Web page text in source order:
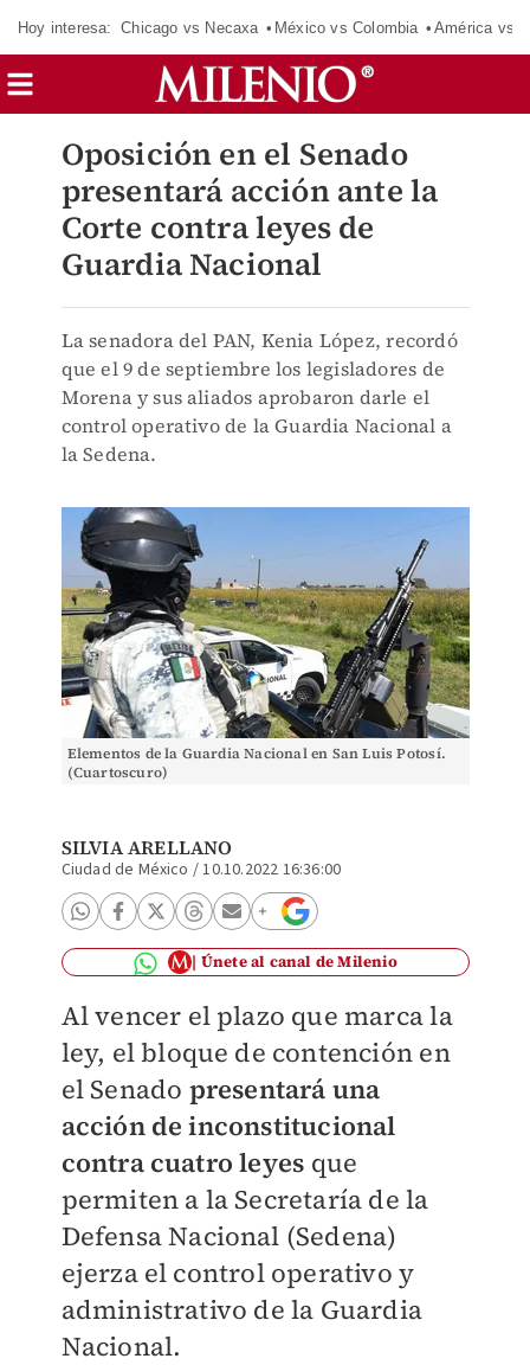
Hoy interesa: Chicago vs Necaxa México vs Colombia América vs
Oposición en el Senado
presentará acción ante la
Corte contra leyes de
Guardia Nacional
La senadora del PAN, Kenia López, recordó
que el 9 de septiembre los legisladores de
Morena y sus aliados aprobaron darle el
control operativo de la Guardia Nacional a
la Sedena.
Elementos de la Guardia Nacional en San Luis Potosí.
(Cuartoscuro)
SILVIA ARELLANO
Ciudad de México /10.10.2022 16:36:00
Únete al canal de Milenio
Al vencer el plazo que marca la
ley, el bloque de contención en
el Senado presentará una
acción de inconstitucional
contra cuatro leyes que
permiten a la Secretaría de la
Defensa Nacional (Sedena)
ejerza el control operativo y
administrativo de la Guardia
Nacional.